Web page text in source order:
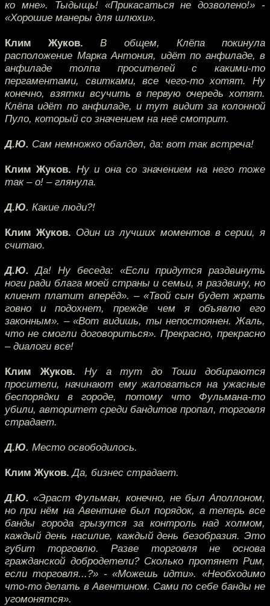
ко мне». Тыдыщь! «Прикасаться не дозволено!» -
«Хорошие манеры для шлюхи».
Клим Жуков. В общем, Клёпа покинула
расположение Марка Антония, идёт по анфиладе, в
анфиладе толпа просителей с какими-то
пергаментами, свитками, все чего-то хотят. Ну
конечно, взятки всучить в первую очередь хотят.
Клёпа идёт по анфиладе, и тут видит за колонной
Пуло, который со значением на неё смотрит.
Д.Ю. Сам немножко обалдел, да: вот так встреча!
Клим Жуков. Ну и она со значением на него тоже
так – о! – глянула.
Д.Ю. Какие люди?!
Клим Жуков. Один из лучших моментов в серии, я
считаю.
Д.Ю. Да! Ну беседа: «Если придутся раздвинуть
ноги ради блага моей страны и семьи, я раздвину, но
клиент платит вперёд». – «Твой сын будет жрать
говно и подохнет, прежде чем я объявлю его
законным». – «Вот видишь, ты непостоянен. Жаль,
что не смогли договориться». Прекрасно, прекрасно
– диалоги все!
Клим Жуков. Ну а тут до Тоши добираются
просители, начинают ему жаловаться на ужасные
беспорядки в городе, потому что Фульмана-то
убили, авторитет среди бандитов пропал, торговля
страдает.
Д.Ю. Место освободилось.
Клим Жуков. Да, бизнес страдает.
Д.Ю. «Эраст Фульман, конечно, не был Аполлоном,
но при нём на Авентине был порядок, а теперь все
банды города грызутся за контроль над холмом,
каждый день насилие, каждый день безобразия. Это
губит торговлю. Разве торговля не основа
гражданской добродетели? Сколько протянет Рим,
если торговля...?» - «Можешь идти». «Необходимо
что-то делать в Авентином. Сами по себе банды не
угомонятся».